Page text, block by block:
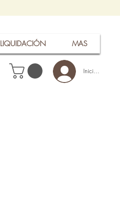
LIQUIDACIÓN MAS
Iniciar sesión